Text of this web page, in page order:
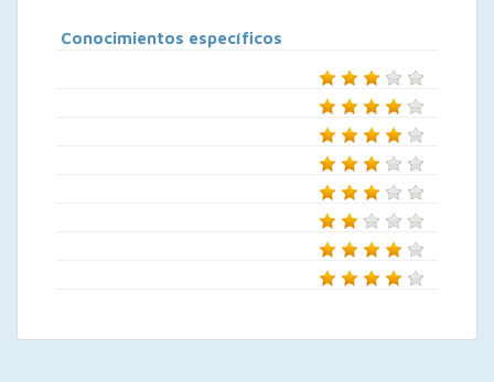
Conocimientos específicos